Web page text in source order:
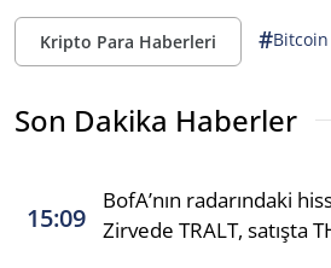
Kripto Para Haberleri #Bitcoin
Son Dakika Haberler
15:09
BofA’nın radarındaki
Zirvede TRALT, satışta